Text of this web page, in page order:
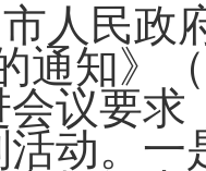
人民政
通知》
议要求
动。一